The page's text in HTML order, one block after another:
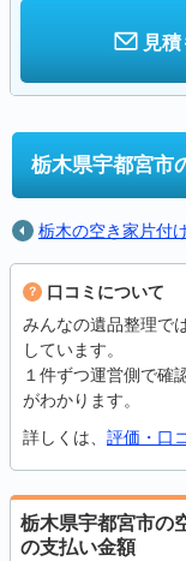
見
栃木県宇都宮市
栃木の空き家片付
口コミについて
みんなの遺品整理で
しています。
１件ずつ運営側で確
がわかります。
詳しくは、 評価・口
栃木県宇都宮市の
の支払い金額